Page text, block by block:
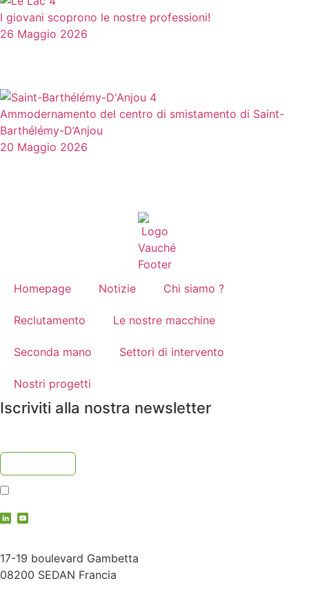
I giovani scoprono le nostre professioni!
26 Maggio 2026
Ammodernamento del centro di smistamento di Saint-
Barthélémy-D’Anjou
20 Maggio 2026
Homepage Notizie Chi siamo ?
Reclutamento Le nostre macchine
Seconda mano Settori di intervento
Nostri progetti
Iscriviti alla nostra newsletter
17-19 boulevard Gambetta
08200 SEDAN Francia